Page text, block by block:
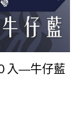
入—牛仔藍